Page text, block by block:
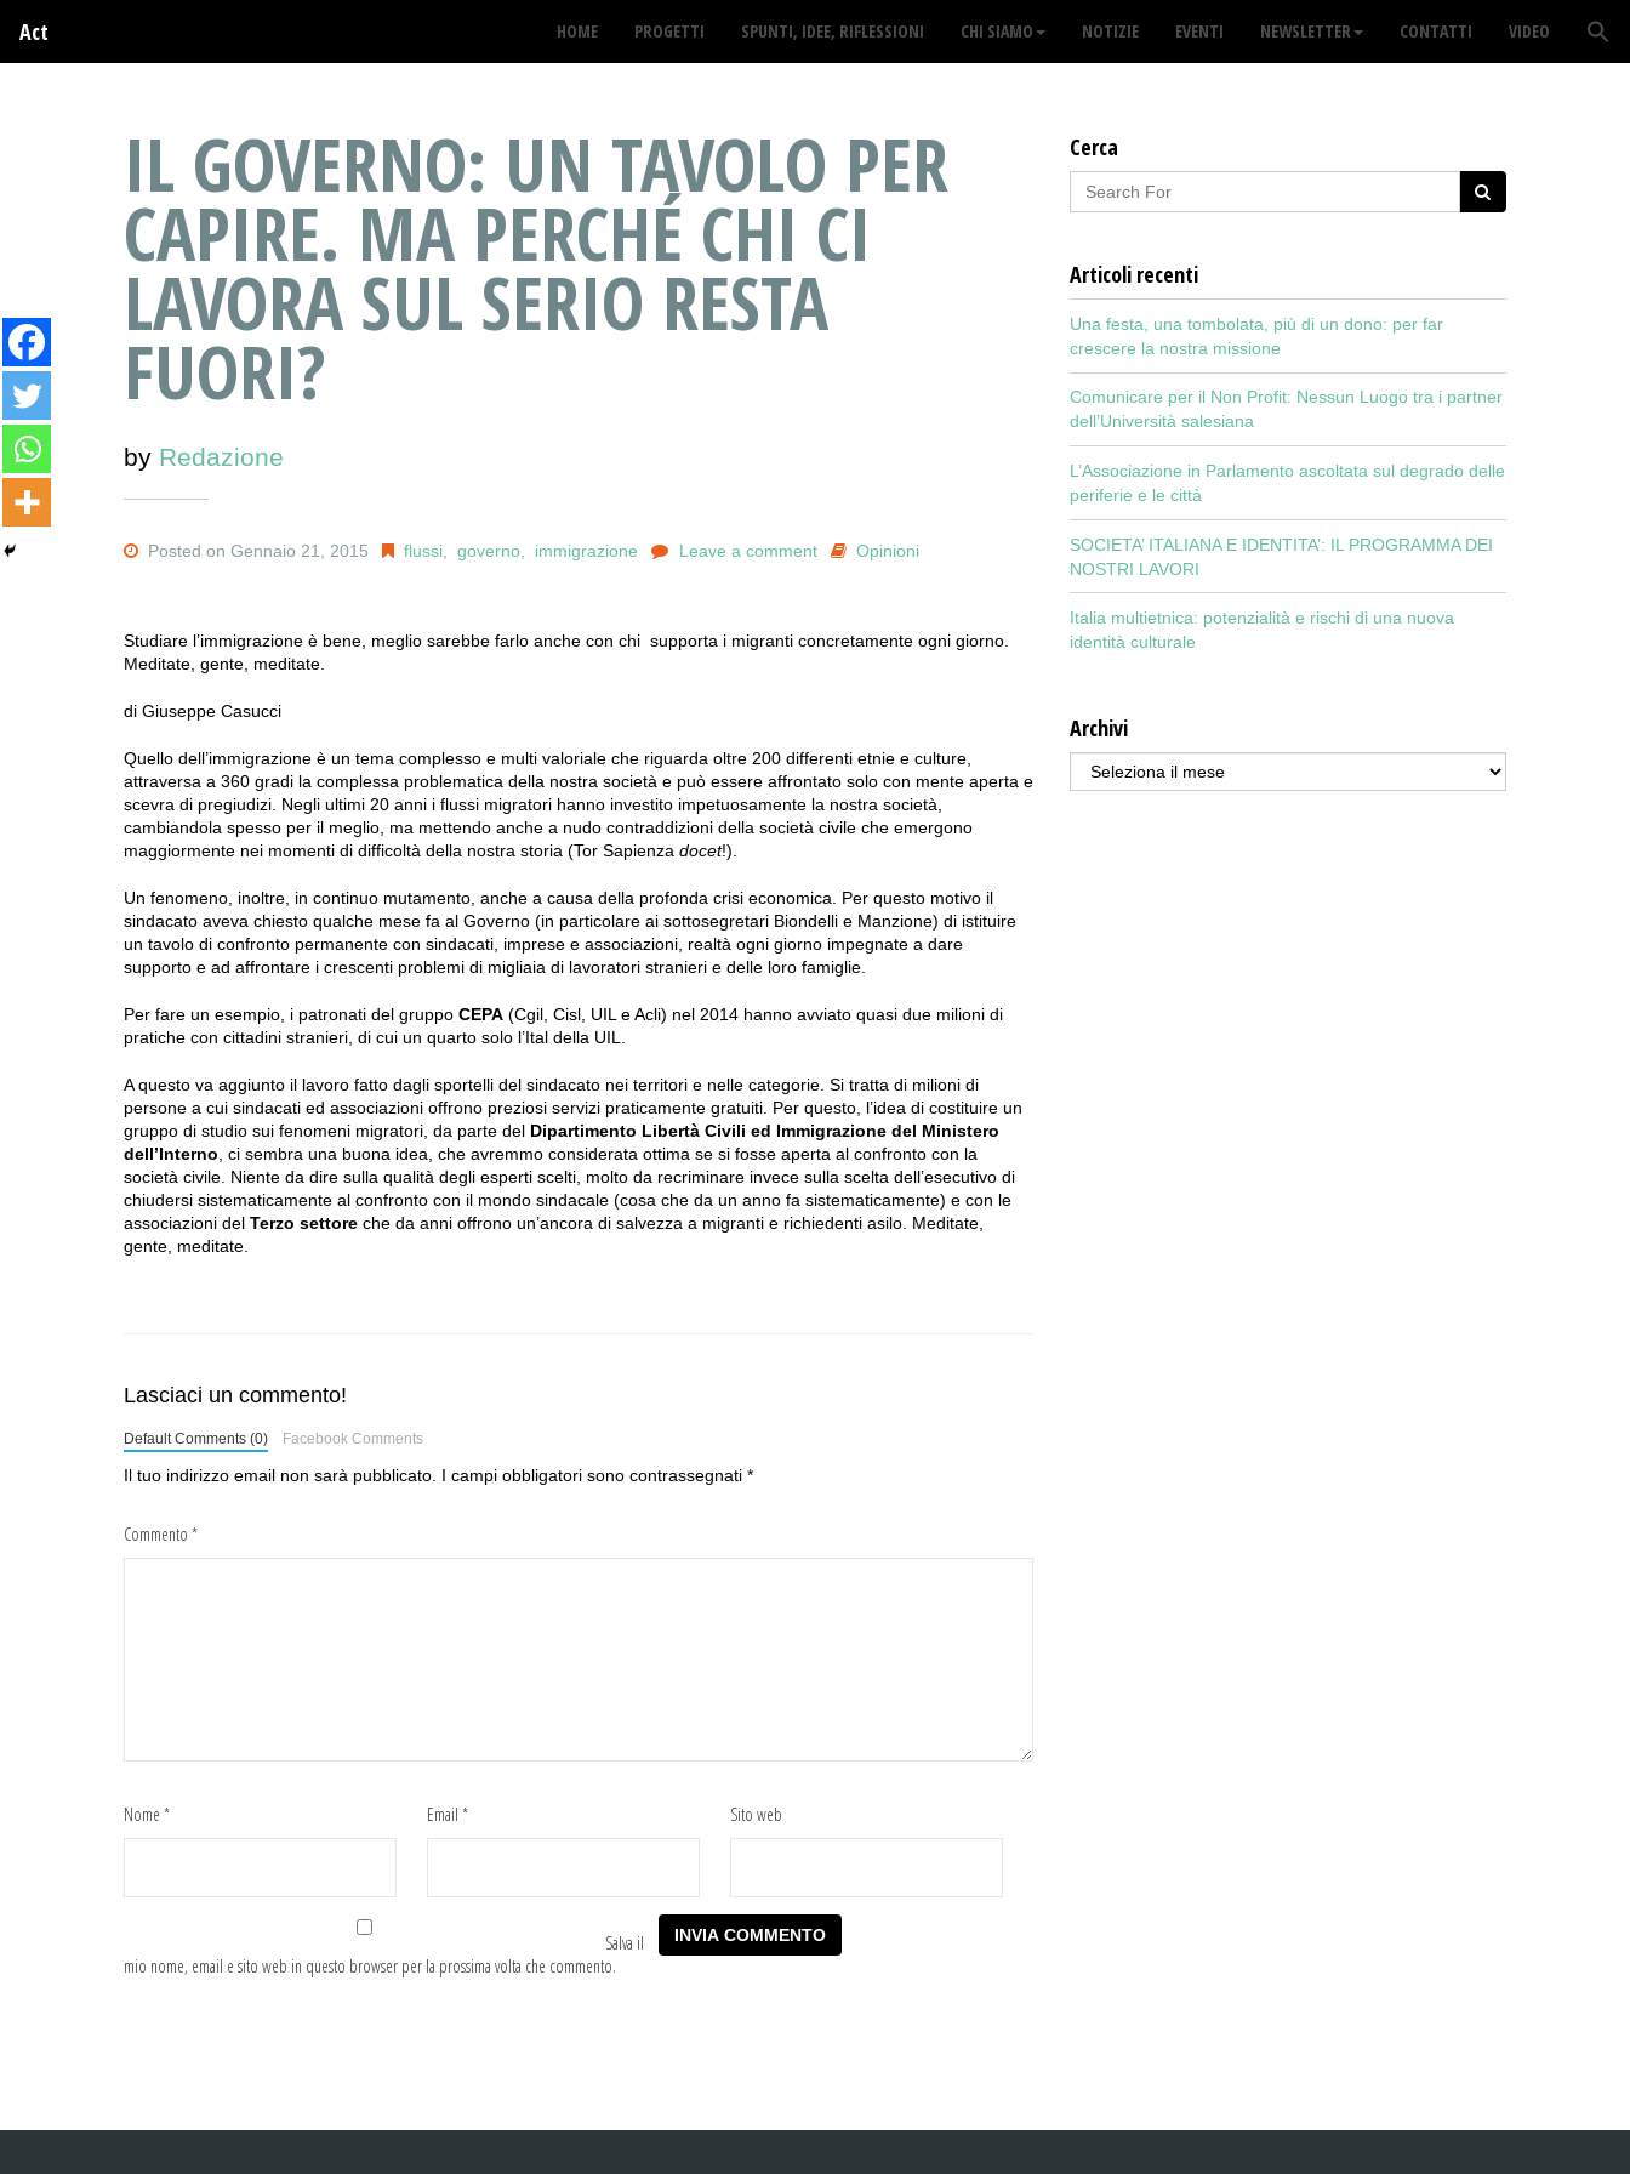
Act HOME PROGETTI SPUNTI, IDEE, RIFLESSIONI CHI SIAMO NOTIZIE EVENTI NEWSLETTER CONTATTI VIDEO
IL GOVERNO: UN TAVOLO PER
CAPIRE. MA PERCHÉ CHI CI
LAVORA SUL SERIO RESTA
FUORI?
by Redazione
Posted on Gennaio 21, 2015 flussi,governo, immigrazione Leave a comment Opinioni
Studiare l’immigrazione è bene, meglio sarebbe farlo anche con chi supporta i migranti concretamente ogni giorno.
Meditate, gente, meditate.
di Giuseppe Casucci
Quello dell’immigrazione è un tema complesso e multi valoriale che riguarda oltre 200 differenti etnie e culture,
attraversa a 360 gradi la complessa problematica della nostra società e può essere affrontato solo con mente aperta e
scevra di pregiudizi. Negli ultimi 20 anni i flussi migratori hanno investito impetuosamente la nostra società,
cambiandola spesso per il meglio, ma mettendo anche a nudo contraddizioni della società civile che emergono
maggiormente nei momenti di difficoltà della nostra storia (Tor Sapienza docet!).
Un fenomeno, inoltre, in continuo mutamento, anche a causa della profonda crisi economica. Per questo motivo il
sindacato aveva chiesto qualche mese fa al Governo (in particolare ai sottosegretari Biondelli e Manzione) di istituire
un tavolo di confronto permanente con sindacati, imprese e associazioni, realtà ogni giorno impegnate a dare
supporto e ad affrontare i crescenti problemi di migliaia di lavoratori stranieri e delle loro famiglie.
Per fare un esempio, i patronati del gruppo CEPA (Cgil, Cisl, UIL e Acli) nel 2014 hanno avviato quasi due milioni di
pratiche con cittadini stranieri, di cui un quarto solo l’Ital della UIL.
A questo va aggiunto il lavoro fatto dagli sportelli del sindacato nei territori e nelle categorie. Si tratta di milioni di
persone a cui sindacati ed associazioni offrono preziosi servizi praticamente gratuiti. Per questo, l’idea di costituire un
gruppo di studio sui fenomeni migratori, da parte del Dipartimento Libertà Civili ed Immigrazione del Ministero
dell’Interno, ci sembra una buona idea, che avremmo considerata ottima se si fosse aperta al confronto con la
società civile. Niente da dire sulla qualità degli esperti scelti, molto da recriminare invece sulla scelta dell’esecutivo di
chiudersi sistematicamente al confronto con il mondo sindacale (cosa che da un anno fa sistematicamente) e con le
associazioni del Terzo settore che da anni offrono un’ancora di salvezza a migranti e richiedenti asilo. Meditate,
gente, meditate.
Lasciaci un commento!
Default Comments (0) Facebook Comments
Il tuo indirizzo email non sarà pubblicato. I campi obbligatori sono contrassegnati *
Commento *
Nome * Email * Sito web
Salva il
mio nome, email e sito web in questo browser per la prossima volta che commento.
Cerca
Articoli recenti
Una festa, una tombolata, più di un dono: per far
crescere la nostra missione
Comunicare per il Non Profit: Nessun Luogo tra i partner
dell’Università salesiana
L’Associazione in Parlamento ascoltata sul degrado delle
periferie e le città
SOCIETA’ ITALIANA E IDENTITA’: IL PROGRAMMA DEI
NOSTRI LAVORI
Italia multietnica: potenzialità e rischi di una nuova
identità culturale
Archivi
Archivi